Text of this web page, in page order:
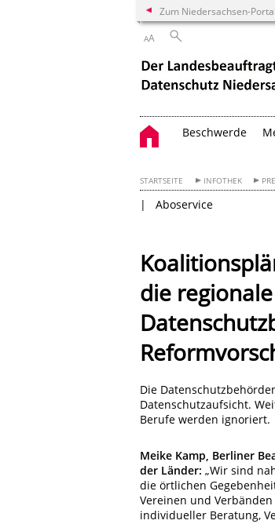
Zum Niedersachsen-Portal
AA
Beschwerde
STARTSEITE INFOTHEK
Aboservice
die
Die
Datenschutzaufsicht.
Berufe werden ignoriert.
Meike Kamp, Berliner
der Länder: „Wir sind
die örtlichen
Vereinen und
individueller Beratung,